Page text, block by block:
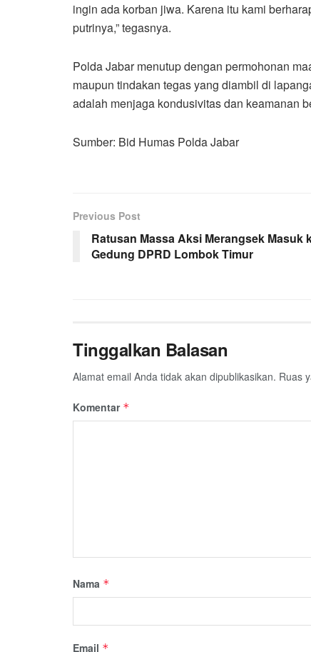
ingin ada korban jiwa. Karena itu kami
putrinya,” tegasnya.
Polda Jabar menutup dengan permohonan
maupun tindakan tegas yang diambil di
adalah menjaga kondusivitas dan keamanan
Sumber: Bid Humas Polda Jabar
Previous Post
Ratusan Massa Aksi Merangsek Masuk
Gedung DPRD Lombok Timur
Tinggalkan Balasan
Alamat email Anda tidak akan dipublikasikan. Ruas
Komentar *
Nama *
Email *